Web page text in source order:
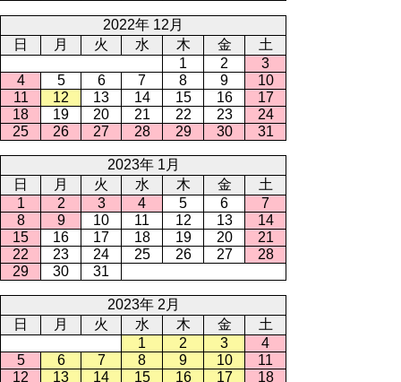
2022年 12月
日
月 火 水 木 金
土
1
2
3
4
5 6 7 8 9
10
11
12 13 14 15 16
17
18
19 20 21 22 23
24
25
26 27 28 29 30 31
2023年 1月
日
月 火 水 木 金
土
1
2 3 4 5 6
7
8
9 10 11 12 13
14
15
16 17 18 19 20
21
22
23 24 25 26 27
28
29
30 31
2023年 2月
日
月 火 水 木 金
土
1
2 3
4
5
6 7 8 9 10
11
12
13 14 15 16 17
18